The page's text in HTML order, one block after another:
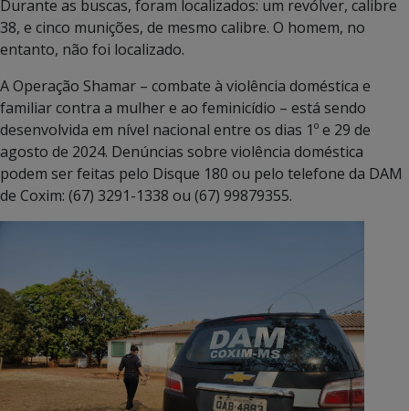
Durante as buscas, foram localizados: um revólver, calibre
38, e cinco munições, de mesmo calibre. O homem, no
entanto, não foi localizado.
A Operação Shamar – combate à violência doméstica e
familiar contra a mulher e ao feminicídio – está sendo
desenvolvida em nível nacional entre os dias 1º e 29 de
agosto de 2024. Denúncias sobre violência doméstica
podem ser feitas pelo Disque 180 ou pelo telefone da DAM
de Coxim: (67) 3291-1338 ou (67) 99879355.